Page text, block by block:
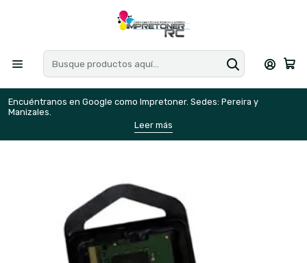
Encuéntranos en Google como Impretoner. Sedes: Pereira y
Manizales.
Leer más